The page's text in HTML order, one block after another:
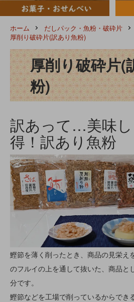
ホーム
だしパック・魚粉・破砕片
厚削り破砕片(訳あり魚粉)
厚削り破砕片(
粉)
訳あって…美味
得！訳あり魚粉
鰹節を薄く削ったとき、商品の見栄え
のフルイの上を通して抜いた、商品と
分です。
鰹節などを工場で削っているからでき